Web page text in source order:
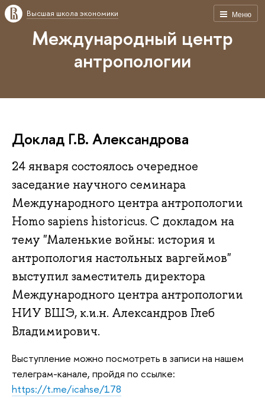
Меню
Высшая школа экономики
Международный центр
антропологии
Доклад Г.В. Александрова
24 января состоялось очередное
заседание научного семинара
Международного центра антропологии
Homo sapiens historicus. С докладом на
тему "Маленькие войны: история и
антропология настольных варгеймов"
выступил заместитель директора
Международного центра антропологии
НИУ ВШЭ, к.и.н. Александров Глеб
Владимирович.
Выступление можно посмотреть в записи на нашем
телеграм-канале, пройдя по ссылке:
https://t.me/icahse/178